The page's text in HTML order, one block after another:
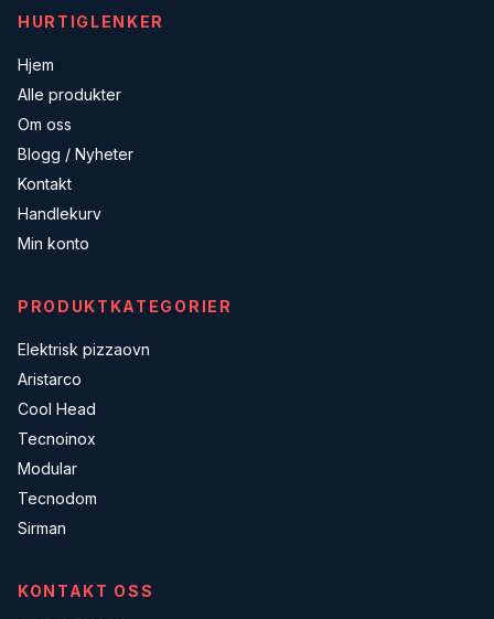
HURTIGLENKER
Hjem
Alle produkter
Om oss
Blogg / Nyheter
Kontakt
Handlekurv
Min konto
PRODUKTKATEGORIER
Elektrisk pizzaovn
Aristarco
Cool Head
Tecnoinox
Modular
Tecnodom
Sirman
KONTAKT OSS